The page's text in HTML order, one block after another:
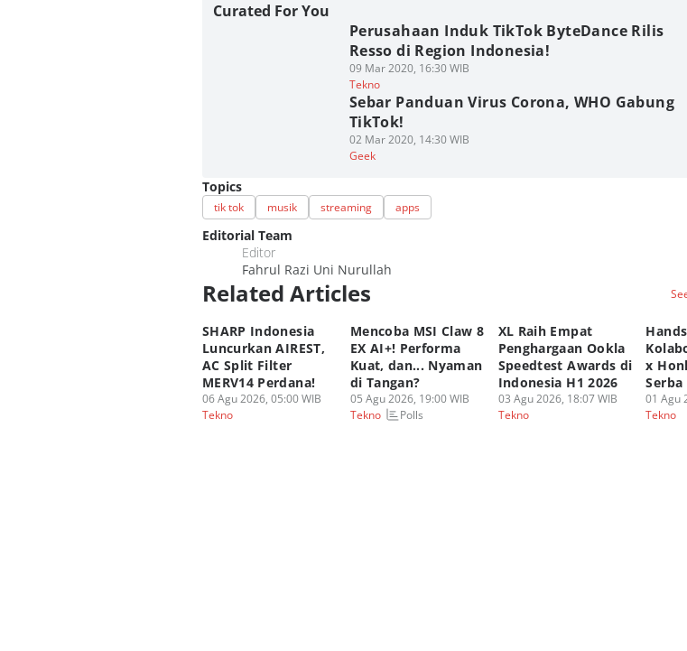
Curated For You
Perusahaan Induk TikTok ByteDance Rilis
Resso di Region Indonesia!
09 Mar 2020, 16:30 WIB
Tekno
Sebar Panduan Virus Corona, WHO Gabung
TikTok!
02 Mar 2020, 14:30 WIB
Geek
Topics
tik tok musik streaming apps
Editorial Team
Editor
Fahrul Razi Uni Nurullah
Related Articles
SHARP Indonesia
Luncurkan AIREST,
AC Split Filter
MERV14 Perdana!
06 Agu 2026, 05:00 WIB
Tekno
Mencoba MSI Claw 8
EX AI+! Performa
Kuat, dan... Nyaman
di Tangan?
05 Agu 2026, 19:00 WIB
Tekno
Polls
XL Raih Empat
Penghargaan Ookla
Speedtest Awards di
Indonesia H1 2026
03 Agu 2026, 18:07 WIB
Tekno
x
Serba
01 Agu
Tekno